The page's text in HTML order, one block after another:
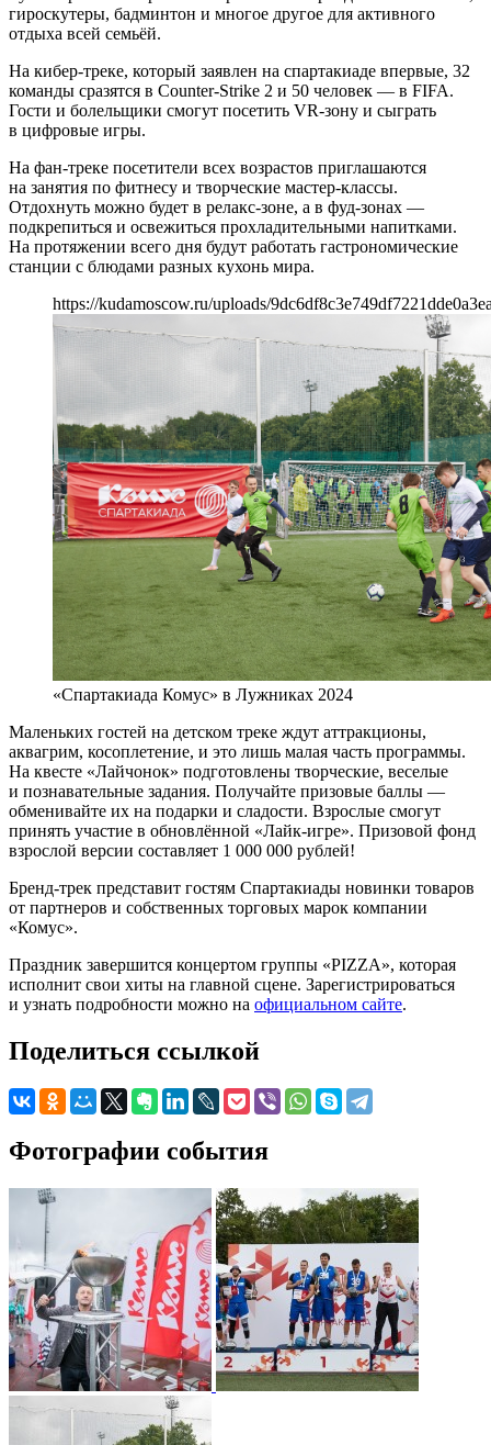
гироскутеры, бадминтон и многое другое для активного
отдыха всей семьёй.
На кибер-треке, который заявлен на спартакиаде впервые, 32
команды сразятся в Counter-Strike 2 и 50 человек — в FIFA.
Гости и болельщики смогут посетить VR-зону и сыграть
в цифровые игры.
На фан-треке посетители всех возрастов приглашаются
на занятия по фитнесу и творческие мастер-классы.
Отдохнуть можно будет в релакс-зоне, а в фуд-зонах —
подкрепиться и освежиться прохладительными напитками.
На протяжении всего дня будут работать гастрономические
станции с блюдами разных кухонь мира.
https://kudamoscow.ru/uploads/
«Спартакиада Комус» в Лужниках 2024
Маленьких гостей на детском треке ждут аттракционы,
аквагрим, косоплетение, и это лишь малая часть программы.
На квесте «Лайчонок» подготовлены творческие, веселые
и познавательные задания. Получайте призовые баллы —
обменивайте их на подарки и сладости. Взрослые смогут
принять участие в обновлённой «Лайк-игре». Призовой фонд
взрослой версии составляет 1 000 000 рублей!
Бренд-трек представит гостям Спартакиады новинки товаров
от партнеров и собственных торговых марок компании
«Комус».
Праздник завершится концертом группы «PIZZA», которая
исполнит свои хиты на главной сцене. Зарегистрироваться
и узнать подробности можно на официальном сайте.
Поделиться ссылкой
Фотографии события